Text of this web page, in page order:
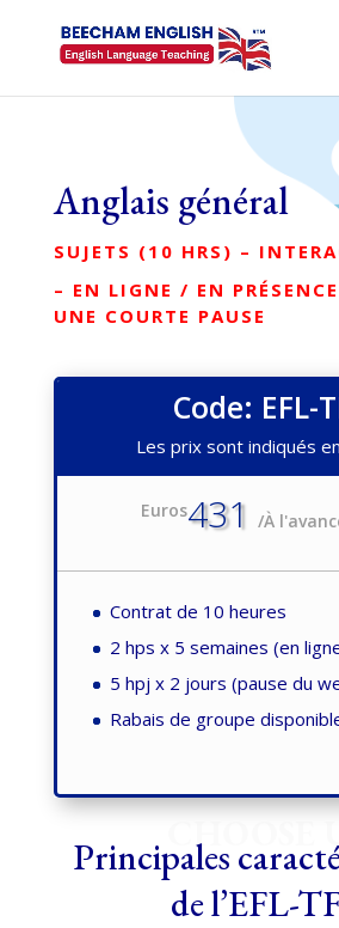
Anglais général
SUJETS (10 HRS) –
– EN LIGNE / EN
UNE COURTE PAUSE
Code: EFL-
Les prix sont indiqués
Euros431/À
Contrat de 10 heures
2 hps x 5 semaines (en
5 hpj x 2 jours (pause du
Rabais de groupe
CHOOSE
Principales
de l’EFL-